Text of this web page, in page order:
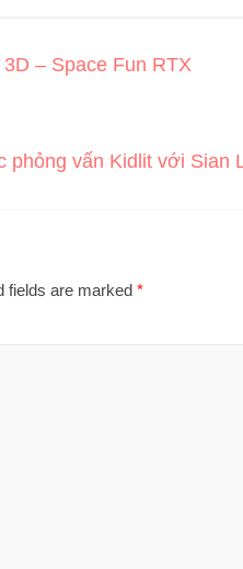
– Space Fun RTX
phỏng vấn Kidlit với Sian
fields are marked *